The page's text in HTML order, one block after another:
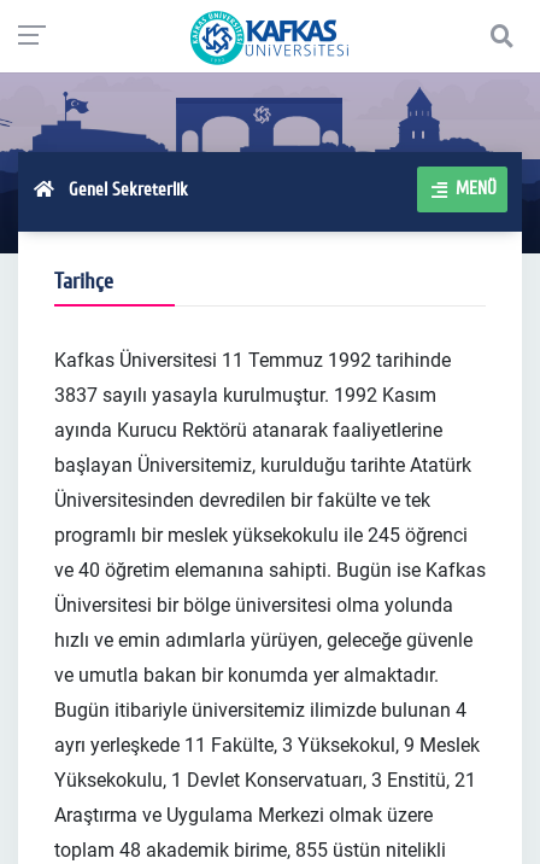
Genel Sekreterlik MENÜ
Tarihçe
Kafkas Üniversitesi 11 Temmuz 1992 tarihinde
3837 sayılı yasayla kurulmuştur. 1992 Kasım
ayında Kurucu Rektörü atanarak faaliyetlerine
başlayan Üniversitemiz, kurulduğu tarihte Atatürk
Üniversitesinden devredilen bir fakülte ve tek
programlı bir meslek yüksekokulu ile 245 öğrenci
ve 40 öğretim elemanına sahipti. Bugün ise Kafkas
Üniversitesi bir bölge üniversitesi olma yolunda
hızlı ve emin adımlarla yürüyen, geleceğe güvenle
ve umutla bakan bir konumda yer almaktadır.
Bugün itibariyle üniversitemiz ilimizde bulunan 4
ayrı yerleşkede 11 Fakülte, 3 Yüksekokul, 9 Meslek
Yüksekokulu, 1 Devlet Konservatuarı, 3 Enstitü, 21
Araştırma ve Uygulama Merkezi olmak üzere
toplam 48 akademik birime, 855 üstün nitelikli